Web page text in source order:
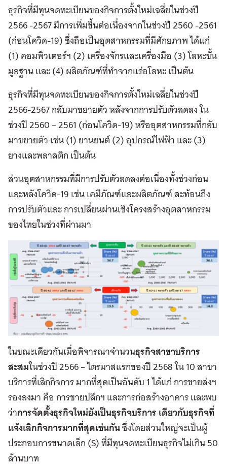
ธุรกิจที่มีทุนจดทะเบียนของกิจการตั้งใหม่เฉลี่ยในช่วงปี
2566 -2567มีการเพิ่มขึ้นต่อเนื่องจากในช่วงปี2560 -2561
(ก่อนโควิด-19)ซึ่งถือเป็นอุตสาหกรรมที่มีศักยภาพได้แก่
(1)คอมพิวเตอร์ฯ(2)เครื่องจักรและเครื่องมือ (3)โลหะขั้น
มูลฐานและ(4)ผลิตภัณฑ์ที่ทำจากแร่อโลหะเป็นต้น
ธุรกิจที่มีทุนจดทะเบียนของกิจการตั้งใหม่เฉลี่ยในช่วงปี
2566-2567กลับมาขยายตัวหลังจากการปรับตัวลดลงใน
ช่วงปี2560 – 2561 (ก่อนโควิด-19)หรืออุตสาหกรรมที่กลับ
มาขยายตัวเช่น(1)ยานยนต์(2)อุปกรณ์ไฟฟ้าและ(3)
ยางและพลาสติกเป็นต้น
ส่วนอุตสาหกรรมที่มีการปรับตัวลดลงต่อเนื่องทั้งช่วงก่อน
และหลังโควิด-19เช่นเคมีภัณฑ์และผลิตภัณฑ์สะท้อนถึง
การปรับตัวและการเปลี่ยนผ่านเชิงโครงสร้างอุตสาหกรรม
ของไทยในช่วงที่ผ่านมา
ในขณะเดียวกันเมื่อพิจารณาจำนวนธุรกิจสาขาบริการ
สะสมในช่วงปี2566 –ไตรมาสแรกของปี2568ใน10สาขา
บริการที่เลิกกิจการมากที่สุดเป็นอันดับ1ได้แก่การขายส่งฯ
รองลงมาคือการขายปลีกฯและการก่อสร้างอาคารและพบ
ว่าการจัดตั้งธุรกิจใหม่ยังเป็นธุรกิจบริการเดียวกับธุรกิจที่
แจ้งเลิกกิจการมากที่สุดเช่นกันซึ่งโดยส่วนใหญ่จะเป็นผู้
ประกอบการขนาดเล็ก(S)ที่มีทุนจดทะเบียนธุรกิจไม่เกิน50
ล้านบาท